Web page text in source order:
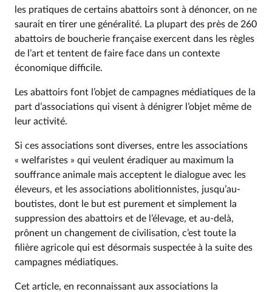
les pratiques de certains abattoirs sont à dénoncer, on ne
saurait en tirer une généralité. La plupart des près de 260
abattoirs de boucherie française exercent dans les règles
de l’art et tentent de faire face dans un contexte
économique difficile.
Les abattoirs font l’objet de campagnes médiatiques de la
part d’associations qui visent à dénigrer l’objet même de
leur activité.
Si ces associations sont diverses, entre les associations
« welfaristes » qui veulent éradiquer au maximum la
souffrance animale mais acceptent le dialogue avec les
éleveurs, et les associations abolitionnistes, jusqu’au-
boutistes, dont le but est purement et simplement la
suppression des abattoirs et de l’élevage, et au-delà,
prônent un changement de civilisation, c’est toute la
filière agricole qui est désormais suspectée à la suite des
campagnes médiatiques.
Cet article, en reconnaissant aux associations la